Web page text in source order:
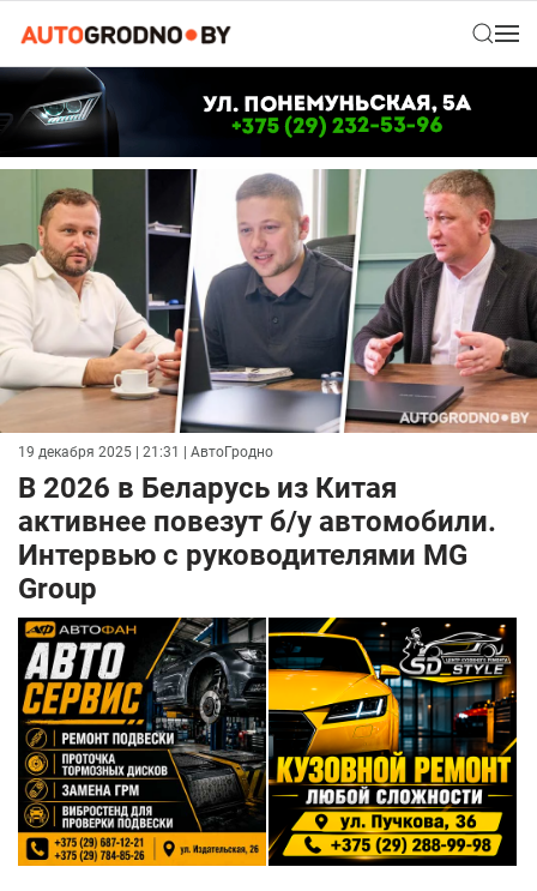
19 декабря 2025 | 21:31 | АвтоГродно
В 2026 в Беларусь из Китая
активнее повезут б/у автомобили.
Интервью с руководителями MG
Group